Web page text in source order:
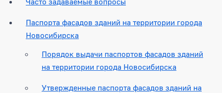
Паспорта фасадов зданий на территории города
Новосибирска
Порядок выдачи паспортов фасадов зданий
на территории города Новосибирска
Утвержденные паспорта фасадов зданий на